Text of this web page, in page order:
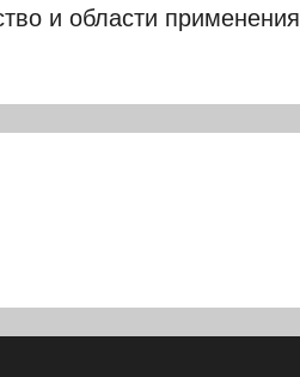
и области применения